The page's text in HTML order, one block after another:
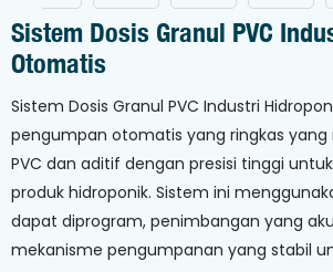
Sistem Dosis Granul PVC
Otomatis
Sistem Dosis Granul PVC Industri
pengumpan otomatis yang ringkas
PVC dan aditif dengan presisi tinggi
produk hidroponik. Sistem ini
dapat diprogram, penimbangan yang
mekanisme pengumpanan yang stabil